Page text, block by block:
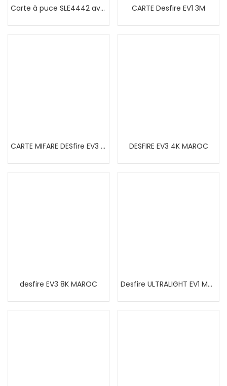
Carte à puce SLE4442 avec piste HiCo CARTE Desfire EV1 3M
CARTE MIFARE DESfire EV3 2K AU MAROC DESFIRE EV3 4K MAROC
desfire EV3 8K MAROC Desfire ULTRALIGHT EV1 MAROC